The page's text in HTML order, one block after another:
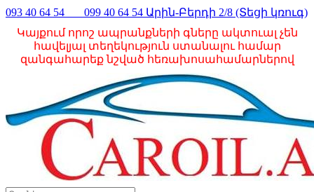
093 40 64 54 099 40 64 54 Արին-Բերդի 2/8 (Տեցի կռուգ)
Կայքում որոշ ապրանքների գները ակտուալ չեն
հավելյալ տեղեկություն ստանալու համար
զանգահարեք նշված հեռախոսահամարներով